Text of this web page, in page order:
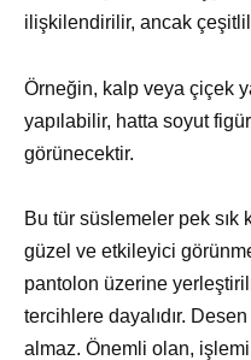
ilişkilendirilir, ancak
Örneğin, kalp veya çiçek
yapılabilir, hatta soyut
görünecektir.
Bu tür süslemeler pek sık
güzel ve etkileyici
pantolon üzerine
tercihlere dayalıdır.
almaz. Önemli olan,